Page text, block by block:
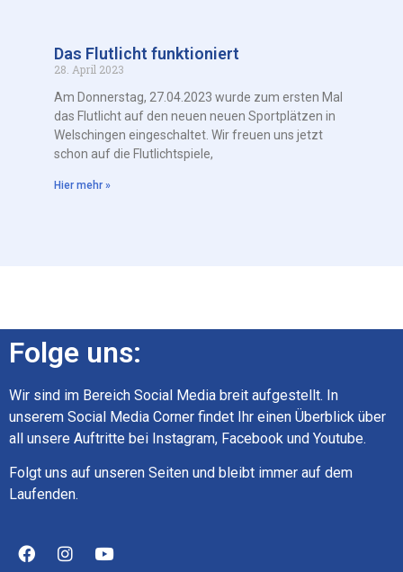
Das Flutlicht funktioniert
28. April 2023
Am Donnerstag, 27.04.2023 wurde zum ersten Mal
das Flutlicht auf den neuen neuen Sportplätzen in
Welschingen eingeschaltet. Wir freuen uns jetzt
schon auf die Flutlichtspiele,
Hier mehr »
Folge uns:
Wir sind im Bereich Social Media breit aufgestellt. In
unserem Social Media Corner findet Ihr einen Überblick über
all unsere Auftritte bei Instagram, Facebook und Youtube.
Folgt uns auf unseren Seiten und bleibt immer auf dem
Laufenden.